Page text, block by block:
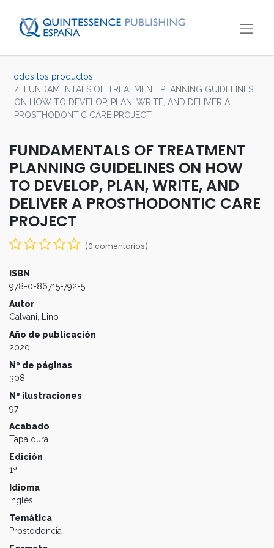
Todos los productos
FUNDAMENTALS OF TREATMENT PLANNING GUIDELINES
ON HOW TO DEVELOP, PLAN, WRITE, AND DELIVER A
PROSTHODONTIC CARE PROJECT
FUNDAMENTALS OF TREATMENT
PLANNING GUIDELINES ON HOW
TO DEVELOP, PLAN, WRITE, AND
DELIVER A PROSTHODONTIC CARE
PROJECT
(0 comentarios)
ISBN
978-0-86715-792-5
Autor
Calvani, Lino
Año de publicación
2020
Nº de páginas
308
Nº ilustraciones
97
Acabado
Tapa dura
Edición
1ª
Idioma
Inglés
Temática
Prostodoncia